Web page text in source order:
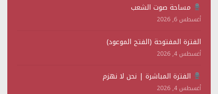
مساحة صوت الشعب
أغسطس 6, 2026
الفترة المفتوحة (الفتح الموعود)
أغسطس 4, 2026
الفترة المباشرة | نحن لا نهزم
أغسطس 4, 2026